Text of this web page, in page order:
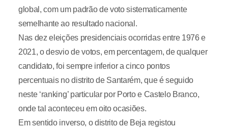
global, com um padrão de voto sistematicamente
semelhante ao resultado nacional.
Nas dez eleições presidenciais ocorridas entre 1976 e
2021, o desvio de votos, em percentagem, de qualquer
candidato, foi sempre inferior a cinco pontos
percentuais no distrito de Santarém, que é seguido
neste ‘ranking’ particular por Porto e Castelo Branco,
onde tal aconteceu em oito ocasiões.
Em sentido inverso, o distrito de Beja registou